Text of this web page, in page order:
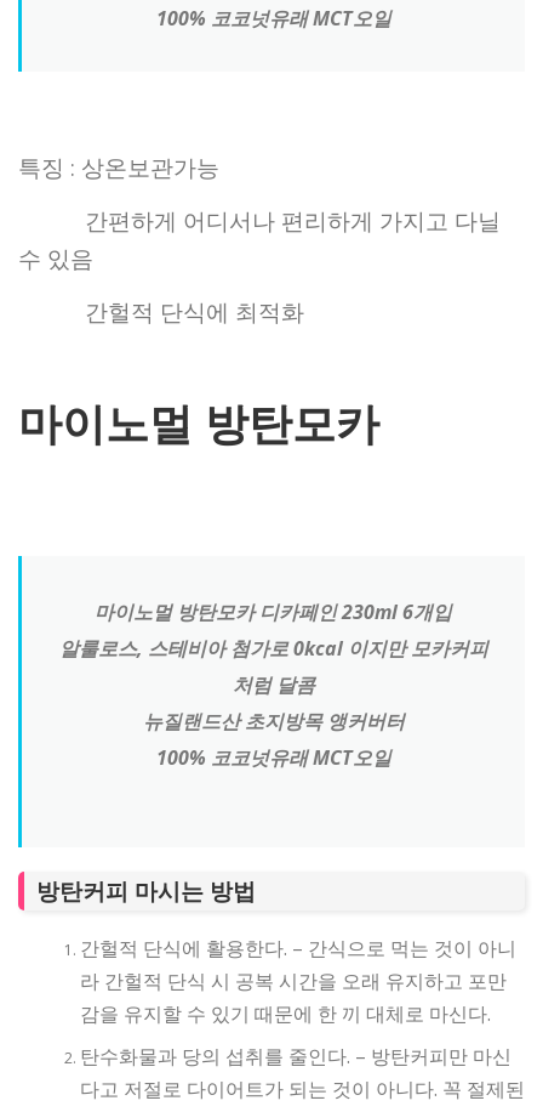
100% 코코넛유래 MCT오일
특징 : 상온보관가능
간편하게 어디서나 편리하게 가지고 다닐
수 있음
간헐적 단식에 최적화
마이노멀 방탄모카
마이노멀 방탄모카 디카페인 230ml 6개입
알룰로스, 스테비아 첨가로0kcal이지만 모카커피
처럼 달콤
뉴질랜드산 초지방목 앵커버터
100% 코코넛유래 MCT오일
방탄커피 마시는 방법
간헐적 단식에 활용한다. – 간식으로 먹는 것이 아니
라 간헐적 단식 시 공복 시간을 오래 유지하고 포만
감을 유지할 수 있기 때문에 한 끼 대체로 마신다.
탄수화물과 당의 섭취를 줄인다. – 방탄커피만 마신
다고 저절로 다이어트가 되는 것이 아니다. 꼭 절제된